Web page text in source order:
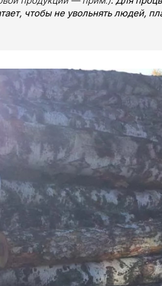
чтобы не увольнять людей,